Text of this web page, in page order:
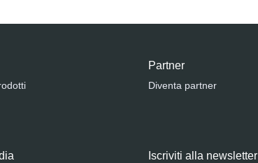
Partner
Diventa partner
Iscriviti alla newsletter